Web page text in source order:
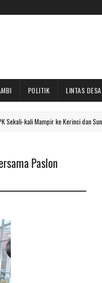
POLITIK LINTAS DESA
ke Kerinci dan Sungai Penuh
Paslon